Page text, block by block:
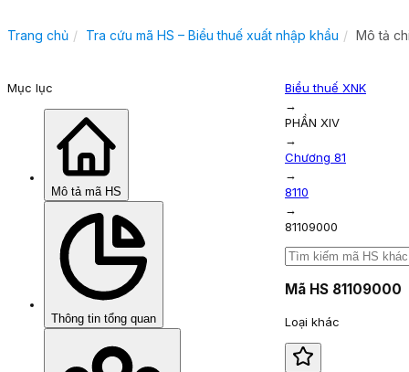
Trang chủ Tra cứu mã HS – Biểu thuế xuất nhập khẩu Mô tả
Mục lục
Mô tả mã HS
Thông tin tổng quan
Biểu thuế XNK
→
PHẦN XIV
→
Chương 81
→
8110
→
81109000
Mã HS 81109000
Loại khác